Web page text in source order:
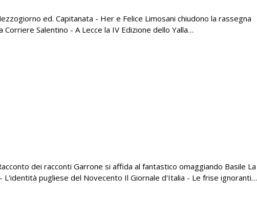
ed. Capitanata - Her e Felice Limosani chiudono la rassegna
Corriere Salentino - A Lecce la IV Edizione dello Yalla…
dei racconti Garrone si affida al fantastico omaggiando Basile La
pugliese del Novecento Il Giornale d'Italia - Le frise ignoranti…